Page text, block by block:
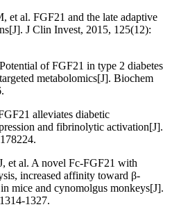
al. FGF21 and the late adaptive
J Clin Invest, 2015, 125(12):
of FGF21 in type 2 diabetes
metabolomics[J]. Biochem
alleviates diabetic
and fibrinolytic activation[J].
et al. A novel Fc-FGF21 with
increased affinity toward β-
mice and cynomolgus monkeys[J].
1327.